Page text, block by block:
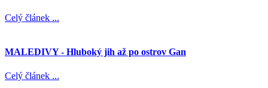
Celý článek ...
MALEDIVY - Hluboký jih až po ostrov Gan
Celý článek ...